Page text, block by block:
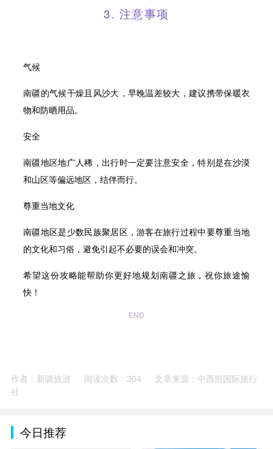
3. 注意事项
气候
南疆的气候干燥且风沙大，早晚温差较大，建议携带保暖衣
物和防晒用品。
安全
南疆地区地广人稀，出行时一定要注意安全，特别是在沙漠
和山区等偏远地区，结伴而行。
尊重当地文化
南疆地区是少数民族聚居区，游客在旅行过程中要尊重当地
的文化和习俗，避免引起不必要的误会和冲突。
希望这份攻略能帮助你更好地规划南疆之旅，祝你旅途愉
快！
END
作者：新疆旅游 阅读次数：304
文章来源：中西部国际旅行
社
今日推荐